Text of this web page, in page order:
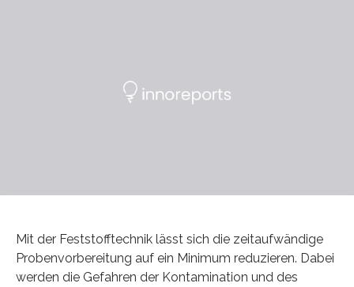
Mit der Feststofftechnik lässt sich die zeitaufwändige
Probenvorbereitung auf ein Minimum reduzieren. Dabei
werden die Gefahren der Kontamination und des